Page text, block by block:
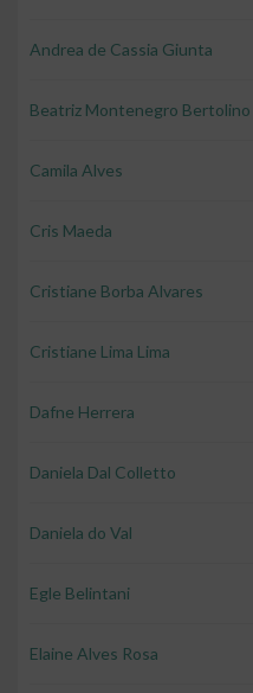
Andrea de Cassia Giunta
Beatriz Montenegro Bertolino
Camila Alves
Cris Maeda
Cristiane Borba Alvares
Cristiane Lima Lima
Dafne Herrera
Daniela Dal Colletto
Daniela do Val
Egle Belintani
Elaine Alves Rosa